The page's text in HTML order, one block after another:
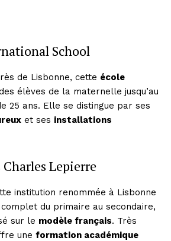
School
de Lisbonne, cette école
élèves de la maternelle jusqu’au
25 ans. Elle se distingue par ses
et ses installations
Lepierre
institution renommée à Lisbonne
du primaire au secondaire,
sur le modèle français. Très
une formation académique